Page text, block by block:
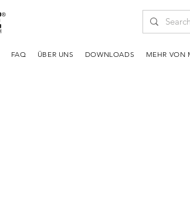
FAQ ÜBER UNS DOWNLOADS MEHR VON